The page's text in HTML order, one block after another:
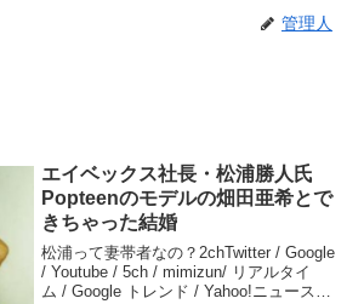
管理人
エイベックス社長・松浦勝人氏
Popteenのモデルの畑田亜希とで
きちゃった結婚
松浦って妻帯者なの？2chTwitter / Google
/ Youtube / 5ch / mimizun/ リアルタイ
ム / Google トレンド / Yahoo!ニュース